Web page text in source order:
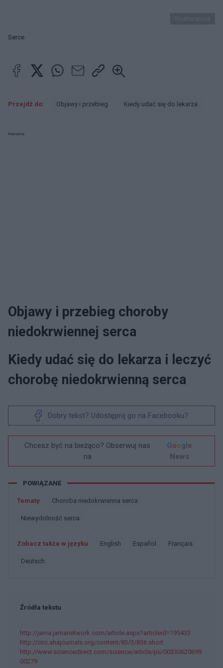
Serce
Przejdź do: Objawy i przebieg Kiedy udać się do lekarza
Reklama:
Objawy i przebieg choroby
niedokrwiennej serca
Kiedy udać się do lekarza i leczyć
chorobę niedokrwienną serca
Dobry tekst? Udostępnij go na Facebooku?
Chcesz być na bieżąco? Obserwuj nas
na
Google
News
POWIĄZANE
Tematy Choroba niedokrwienna serca
Niewydolność serca
Zobacz także w języku english español français
deutsch
Źródła tekstu
http://jama.jamanetwork.com/article.aspx?articleid=195433
http://circ.ahajournals.org/content/83/3/836.short
http://www.sciencedirect.com/science/article/pii/00330620699
00279